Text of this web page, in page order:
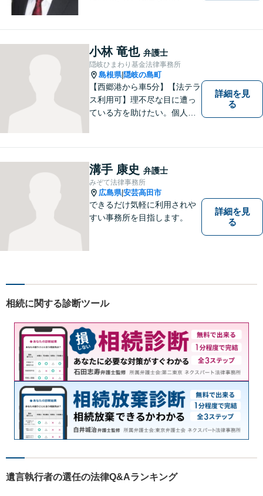
小林 竜也 弁護士
隠岐ひまわり基金法律事務所
島根県|隠岐の島町
【西郷港から車5分】【法テラ
ス利用可】理不尽な目に遭っ
ている方を助けたい。個人・
え込むことなく、まずはお気
軽にご相談ください。【電話
相談可】
詳細を見
る
溝手 康史 弁護士
みぞて法律事務所
広島県|安芸高田市
できるだけ気軽に利用されや
すい事務所を目指します。
詳細を見
る
相続に関する診断ツール
遺言執行者の選任の法律Q&Aランキング